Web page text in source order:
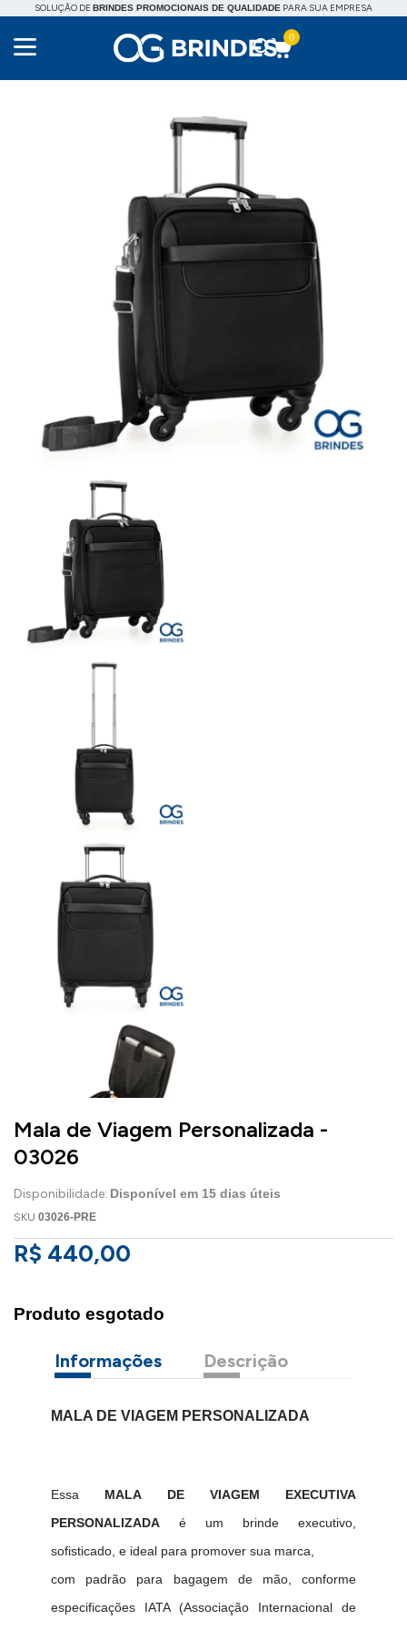
SOLUÇÃO DEBRINDES PROMOCIONAIS DE QUALIDADE PARA SUA EMPRESA
0
Mala de Viagem Personalizada -
03026
Disponibilidade: Disponível em 15 dias úteis
SKU 03026-PRE
R$ 440,00
Produto esgotado
Informações Descrição
MALA DE VIAGEM PERSONALIZADA
Essa MALA DE VIAGEM EXECUTIVA
PERSONALIZADAé um brinde executivo,
sofisticado, e ideal para promover sua marca,
com padrão para bagagem de mão, conforme
especificações IATA (Associação Internacional de